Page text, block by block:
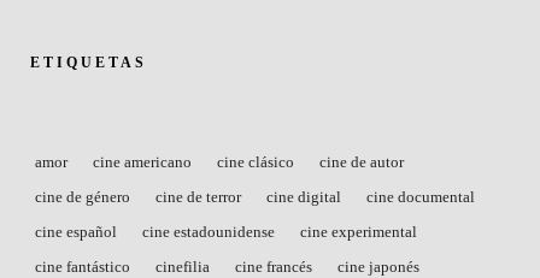
ETIQUETAS
amor cine americano cine clásico
cine de autor
cine de género
cine de terror cine digital
cine documental
cine español
cine estadounidense
cine experimental
cine fantástico
cinefilia cine francés
cine japonés